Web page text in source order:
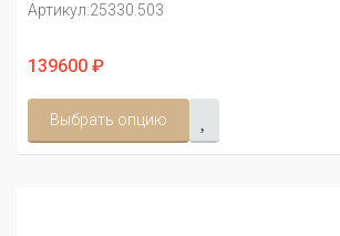
Артикул:25330.503
139600 ₽
Выбрать опцию